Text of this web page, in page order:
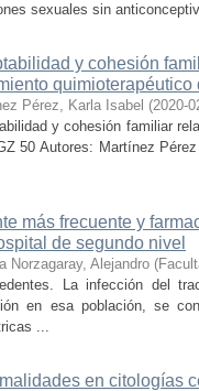
sexuales sin
y cohesión
quimioterapéutico
Pérez, Karla Isabel (2020-
y cohesión familiar
50 Autores: Martínez
más frecuente y
de segundo nivel
Norzagaray, Alejandro (
La infección del
en esa población, se
...
en citologías